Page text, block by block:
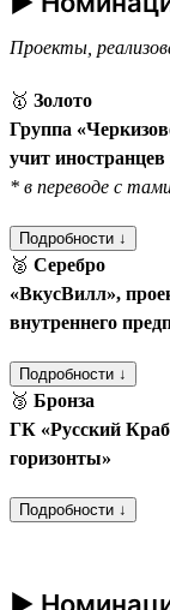
Проекты,
🥇 Золото
Группа
учит
* в переводе с
Подробности ↓
🥈 Серебро
«ВкусВилл»,
внутреннего
Подробности ↓
🥉 Бронза
ГК «Русский
горизонты»
Подробности ↓